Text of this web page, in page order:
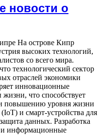
новости о
На острове Кипр
высоких технологий,
со всего мира.
технологический сектор
отраслей экономики
инновационные
что способствует
повышению уровня жизни
и смарт-устройства для
данных. Разработка
и информационные